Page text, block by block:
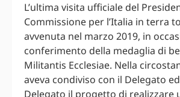
L’ultima visita ufficiale del
Commissione per l’Italia in terra
avvenuta nel marzo 2019, in
conferimento della medaglia di
Militantis Ecclesiae. Nella
aveva condiviso con il Delegato
Delegato il progetto di realizzare